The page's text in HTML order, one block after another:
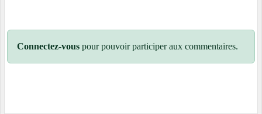
Connectez-vous pour pouvoir participer aux commentaires.